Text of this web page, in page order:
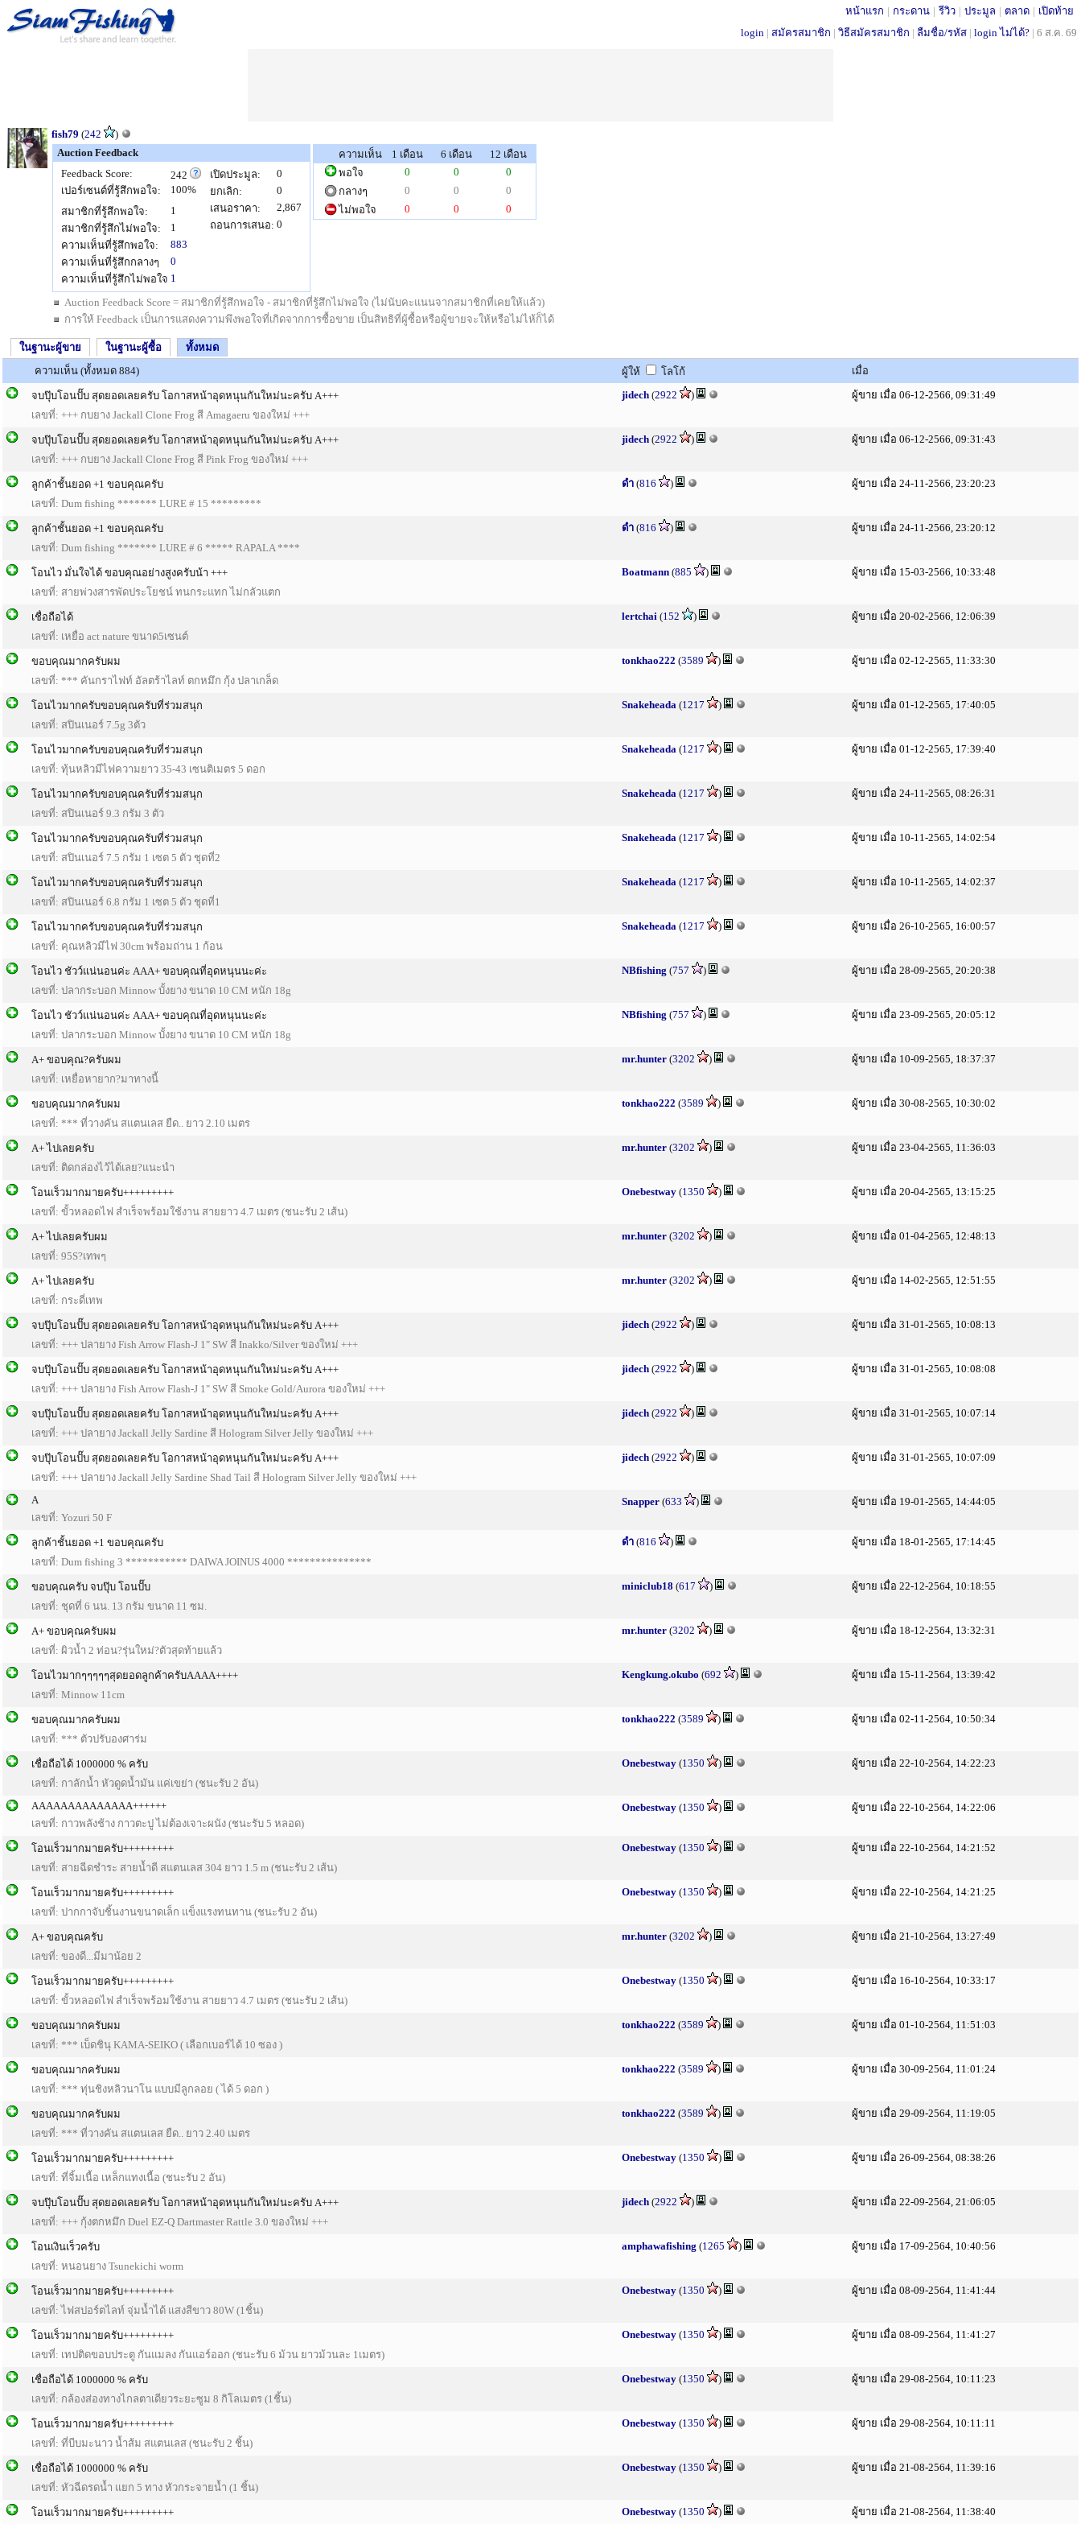
หน้าแรก | กระดาน | รีวิว | ประมูล | ตลาด | เปิดท้าย
login | สมัครสมาชิก | วิธีสมัครสมาชิก | ลืมชื่อ/รหัส | login ไม่ได้? | 6 ส.ค. 69
fish79 (242
)
Auction Feedback
Feedback Score:
242
เปอร์เซนต์ที่รู้สึกพอใจ:
100%
สมาชิกที่รู้สึกพอใจ:
1
สมาชิกที่รู้สึกไม่พอใจ:
1
ความเห็นที่รู้สึกพอใจ:
883
ความเห็นที่รู้สึกกลางๆ
0
ความเห็นที่รู้สึกไม่พอใจ 1
เปิดประมูล:
0
ยกเลิก:
0
เสนอราคา:
2,867
ถอนการเสนอ: 0
ความเห็น 1 เดือน 6 เดือน
12 เดือน
พอใจ
0 0
0
กลางๆ
0 0
0
ไม่พอใจ
0 0 0
Auction Feedback Score = สมาชิกที่รู้สึกพอใจ - สมาชิกที่รู้สึกไม่พอใจ (ไม่นับคะแนนจากสมาชิกที่เคยให้แล้ว)
การให้ Feedback เป็นการแสดงความพึงพอใจที่เกิดจากการซื้อขาย เป็นสิทธิที่ผู้ซื้อหรือผู้ขายจะให้หรือไม่ไห้ก็ได้
ในฐานะผู้ขาย ในฐานะผู้ซื้อ
ทั้งหมด
ความเห็น (ทั้งหมด 884)
ผู้ให้ โลโก้ เมื่อ
จบปุ๊บโอนปั๊บ สุดยอดเลยครับ โอกาสหน้าอุดหนุนกันใหม่นะครับ A+++
เลขที่: +++ กบยาง Jackall Clone Frog สี Amagaeru ของใหม่ +++
jidech (2922 ) ผู้ขาย เมื่อ 06-12-2566, 09:31:49
จบปุ๊บโอนปั๊บ สุดยอดเลยครับ โอกาสหน้าอุดหนุนกันใหม่นะครับ A+++
เลขที่: +++ กบยาง Jackall Clone Frog สี Pink Frog ของใหม่ +++
jidech (2922 ) ผู้ขาย เมื่อ 06-12-2566, 09:31:43
ลูกค้าชั้นยอด +1 ขอบคุณครับ
เลขที่: Dum fishing ******* LURE # 15 *********
ดำ (816 ) ผู้ขาย เมื่อ 24-11-2566, 23:20:23
ลูกค้าชั้นยอด +1 ขอบคุณครับ
เลขที่: Dum fishing ******* LURE # 6 ***** RAPALA ****
ดำ (816 ) ผู้ขาย เมื่อ 24-11-2566, 23:20:12
โอนไว มั่นใจได้ ขอบคุณอย่างสูงครับน้า +++
เลขที่: สายพ่วงสารพัดประโยชน์ ทนกระแทก ไม่กลัวแตก
Boatmann (885 ) ผู้ขาย เมื่อ 15-03-2566, 10:33:48
เชื่อถือได้
เลขที่: เหยื่อ act nature ขนาด5เซนต์
lertchai (152 ) ผู้ขาย เมื่อ 20-02-2566, 12:06:39
ขอบคุณมากครับผม
เลขที่: *** คันกราไฟท์ อัลตร้าไลท์ ตกหมึก กุ้ง ปลาเกล็ด
tonkhao222 (3589 ) ผู้ขาย เมื่อ 02-12-2565, 11:33:30
โอนไวมากครับขอบคุณครับที่ร่วมสนุก
เลขที่: สปินเนอร์ 7.5g 3ตัว
Snakeheada (1217 ) ผู้ขาย เมื่อ 01-12-2565, 17:40:05
โอนไวมากครับขอบคุณครับที่ร่วมสนุก
เลขที่: ทุ้นหลิวมีไฟความยาว 35-43 เซนติเมตร 5 ดอก
Snakeheada (1217 ) ผู้ขาย เมื่อ 01-12-2565, 17:39:40
โอนไวมากครับขอบคุณครับที่ร่วมสนุก
เลขที่: สปินเนอร์ 9.3 กรัม 3 ตัว
Snakeheada (1217 ) ผู้ขาย เมื่อ 24-11-2565, 08:26:31
โอนไวมากครับขอบคุณครับที่ร่วมสนุก
เลขที่: สปินเนอร์ 7.5 กรัม 1 เซต 5 ตัว ชุดที่2
Snakeheada (1217 ) ผู้ขาย เมื่อ 10-11-2565, 14:02:54
โอนไวมากครับขอบคุณครับที่ร่วมสนุก
เลขที่: สปินเนอร์ 6.8 กรัม 1 เซต 5 ตัว ชุดที่1
Snakeheada (1217 ) ผู้ขาย เมื่อ 10-11-2565, 14:02:37
โอนไวมากครับขอบคุณครับที่ร่วมสนุก
เลขที่: คุณหลิวมีไฟ 30cm พร้อมถ่าน 1 ก้อน
Snakeheada (1217 ) ผู้ขาย เมื่อ 26-10-2565, 16:00:57
โอนไว ชัวว์แน่นอนค่ะ AAA+ ขอบคุณที่อุดหนุนนะค่ะ
เลขที่: ปลากระบอก Minnow บั้งยาง ขนาด 10 CM หนัก 18g
NBfishing (757 ) ผู้ขาย เมื่อ 28-09-2565, 20:20:38
โอนไว ชัวว์แน่นอนค่ะ AAA+ ขอบคุณที่อุดหนุนนะค่ะ
เลขที่: ปลากระบอก Minnow บั้งยาง ขนาด 10 CM หนัก 18g
NBfishing (757 ) ผู้ขาย เมื่อ 23-09-2565, 20:05:12
A+ ขอบคุณ?ครับผม
เลขที่: เหยื่อหายาก?มาทางนี้
mr.hunter (3202 ) ผู้ขาย เมื่อ 10-09-2565, 18:37:37
ขอบคุณมากครับผม
เลขที่: *** ที่วางคัน สแตนเลส ยืด.. ยาว 2.10 เมตร
tonkhao222 (3589 ) ผู้ขาย เมื่อ 30-08-2565, 10:30:02
A+ ไปเลยครับ
เลขที่: ติดกล่องไว้ได้เลย?แนะนำ
mr.hunter (3202 ) ผู้ขาย เมื่อ 23-04-2565, 11:36:03
โอนเร็วมากมายครับ+++++++++
เลขที่: ขั้วหลอดไฟ สำเร็จพร้อมใช้งาน สายยาว 4.7 เมตร (ชนะรับ 2 เส้น)
Onebestway (1350 ) ผู้ขาย เมื่อ 20-04-2565, 13:15:25
A+ ไปเลยครับผม
เลขที่: 95S?เทพๆ
mr.hunter (3202 ) ผู้ขาย เมื่อ 01-04-2565, 12:48:13
A+ ไปเลยครับ
เลขที่: กระดี่เทพ
mr.hunter (3202 ) ผู้ขาย เมื่อ 14-02-2565, 12:51:55
จบปุ๊บโอนปั๊บ สุดยอดเลยครับ โอกาสหน้าอุดหนุนกันใหม่นะครับ A+++
เลขที่: +++ ปลายาง Fish Arrow Flash-J 1" SW สี Inakko/Silver ของใหม่ +++
jidech (2922 ) ผู้ขาย เมื่อ 31-01-2565, 10:08:13
จบปุ๊บโอนปั๊บ สุดยอดเลยครับ โอกาสหน้าอุดหนุนกันใหม่นะครับ A+++
เลขที่: +++ ปลายาง Fish Arrow Flash-J 1" SW สี Smoke Gold/Aurora ของใหม่ +++
jidech (2922 ) ผู้ขาย เมื่อ 31-01-2565, 10:08:08
จบปุ๊บโอนปั๊บ สุดยอดเลยครับ โอกาสหน้าอุดหนุนกันใหม่นะครับ A+++
เลขที่: +++ ปลายาง Jackall Jelly Sardine สี Hologram Silver Jelly ของใหม่ +++
jidech (2922 ) ผู้ขาย เมื่อ 31-01-2565, 10:07:14
จบปุ๊บโอนปั๊บ สุดยอดเลยครับ โอกาสหน้าอุดหนุนกันใหม่นะครับ A+++
เลขที่: +++ ปลายาง Jackall Jelly Sardine Shad Tail สี Hologram Silver Jelly ของใหม่ +++
jidech (2922 ) ผู้ขาย เมื่อ 31-01-2565, 10:07:09
A
เลขที่: Yozuri 50 F
Snapper (633 ) ผู้ขาย เมื่อ 19-01-2565, 14:44:05
ลูกค้าชั้นยอด +1 ขอบคุณครับ
เลขที่: Dum fishing 3 *********** DAIWA JOINUS 4000 ***************
ดำ (816 ) ผู้ขาย เมื่อ 18-01-2565, 17:14:45
ขอบคุณครับ จบปุ๊บ โอนปั๊บ
เลขที่: ชุดที่ 6 นน. 13 กรัม ขนาด 11 ซม.
miniclub18 (617 ) ผู้ขาย เมื่อ 22-12-2564, 10:18:55
A+ ขอบคุณครับผม
เลขที่: ผิวน้ำ 2 ท่อน?รุ่นใหม่?ตัวสุดท้ายแล้ว
mr.hunter (3202 ) ผู้ขาย เมื่อ 18-12-2564, 13:32:31
โอนไวมากๆๆๆๆๆสุดยอดลูกค้าครับAAAA++++
เลขที่: Minnow 11cm
Kengkung.okubo (692 ) ผู้ขาย เมื่อ 15-11-2564, 13:39:42
ขอบคุณมากครับผม
เลขที่: *** ตัวปรับองศาร่ม
tonkhao222 (3589 ) ผู้ขาย เมื่อ 02-11-2564, 10:50:34
เชื่อถือได้ 1000000 % ครับ
เลขที่: กาลักน้ำ หัวดูดน้ำมัน แค่เขย่า (ชนะรับ 2 อัน)
Onebestway (1350 ) ผู้ขาย เมื่อ 22-10-2564, 14:22:23
AAAAAAAAAAAAAA++++++
เลขที่: กาวพลังช้าง กาวตะปู ไม่ต้องเจาะผนัง (ชนะรับ 5 หลอด)
Onebestway (1350 ) ผู้ขาย เมื่อ 22-10-2564, 14:22:06
โอนเร็วมากมายครับ+++++++++
เลขที่: สายฉีดชำระ สายน้ำดี สแตนเลส 304 ยาว 1.5 m (ชนะรับ 2 เส้น)
Onebestway (1350 ) ผู้ขาย เมื่อ 22-10-2564, 14:21:52
โอนเร็วมากมายครับ+++++++++
เลขที่: ปากกาจับชิ้นงานขนาดเล็ก แข็งแรงทนทาน (ชนะรับ 2 อัน)
Onebestway (1350 ) ผู้ขาย เมื่อ 22-10-2564, 14:21:25
A+ ขอบคุณครับ
เลขที่: ของดี...มีมาน้อย 2
mr.hunter (3202 ) ผู้ขาย เมื่อ 21-10-2564, 13:27:49
โอนเร็วมากมายครับ+++++++++
เลขที่: ขั้วหลอดไฟ สำเร็จพร้อมใช้งาน สายยาว 4.7 เมตร (ชนะรับ 2 เส้น)
Onebestway (1350 ) ผู้ขาย เมื่อ 16-10-2564, 10:33:17
ขอบคุณมากครับผม
เลขที่: *** เบ็ดชินุ KAMA-SEIKO ( เลือกเบอร์ได้ 10 ซอง )
tonkhao222 (3589 ) ผู้ขาย เมื่อ 01-10-2564, 11:51:03
ขอบคุณมากครับผม
เลขที่: *** ทุ่นชิงหลิวนาโน แบบมีลูกลอย ( ได้ 5 ดอก )
tonkhao222 (3589 ) ผู้ขาย เมื่อ 30-09-2564, 11:01:24
ขอบคุณมากครับผม
เลขที่: *** ที่วางคัน สแตนเลส ยืด.. ยาว 2.40 เมตร
tonkhao222 (3589 ) ผู้ขาย เมื่อ 29-09-2564, 11:19:05
โอนเร็วมากมายครับ+++++++++
เลขที่: ที่จิ้มเนื้อ เหล็กแทงเนื้อ (ชนะรับ 2 อัน)
Onebestway (1350 ) ผู้ขาย เมื่อ 26-09-2564, 08:38:26
จบปุ๊บโอนปั๊บ สุดยอดเลยครับ โอกาสหน้าอุดหนุนกันใหม่นะครับ A+++
เลขที่: +++ กุ้งตกหมึก Duel EZ-Q Dartmaster Rattle 3.0 ของใหม่ +++
jidech (2922 ) ผู้ขาย เมื่อ 22-09-2564, 21:06:05
โอนเงินเร็วครับ
เลขที่: หนอนยาง Tsunekichi worm
amphawafishing (1265 ) ผู้ขาย เมื่อ 17-09-2564, 10:40:56
โอนเร็วมากมายครับ+++++++++
เลขที่: ไฟสปอร์ตไลท์ จุ่มน้ำได้ แสงสีขาว 80W (1ชิ้น)
Onebestway (1350 ) ผู้ขาย เมื่อ 08-09-2564, 11:41:44
โอนเร็วมากมายครับ+++++++++
เลขที่: เทปติดขอบประตู กันแมลง กันแอร์ออก (ชนะรับ 6 ม้วน ยาวม้วนละ 1เมตร)
Onebestway (1350 ) ผู้ขาย เมื่อ 08-09-2564, 11:41:27
เชื่อถือได้ 1000000 % ครับ
เลขที่: กล้องส่องทางไกลตาเดียวระยะซูม 8 กิโลเมตร (1ชิ้น)
Onebestway (1350 ) ผู้ขาย เมื่อ 29-08-2564, 10:11:23
โอนเร็วมากมายครับ+++++++++
เลขที่: ที่บีบมะนาว น้ำส้ม สแตนเลส (ชนะรับ 2 ชิ้น)
Onebestway (1350 ) ผู้ขาย เมื่อ 29-08-2564, 10:11:11
เชื่อถือได้ 1000000 % ครับ
เลขที่: หัวฉีดรดน้ำ แยก 5 ทาง หัวกระจายน้ำ (1 ชิ้น)
Onebestway (1350 ) ผู้ขาย เมื่อ 21-08-2564, 11:39:16
โอนเร็วมากมายครับ+++++++++ Onebestway (1350 ) ผู้ขาย เมื่อ 21-08-2564, 11:38:40